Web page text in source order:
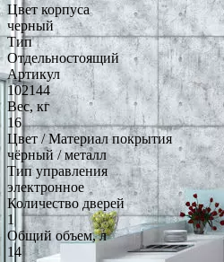
Цвет корпуса
черный
Тип
Отдельностоящий
Артикул
102144
Вес, кг
16
Цвет / Материал покрытия
чёрный / металл
Тип управления
электронное
Количество дверей
1
Общий объем, л
14